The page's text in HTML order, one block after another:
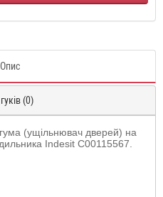
Опис
(0)
(ущільнювач дверей) на
Indesit C00115567.